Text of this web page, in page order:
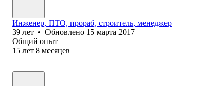
Инженер, ПТО, прораб, строитель, менеджер
39 лет • Обновлено 15 марта 2017
Общий опыт
15 лет 8 месяцев